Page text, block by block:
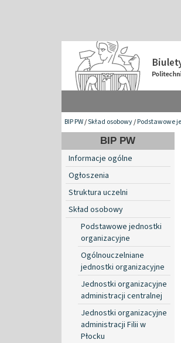
BIP PW/Skład osobowy/Podstawowe
BIP PW
Informacje ogólne
Ogłoszenia
Struktura uczelni
Skład osobowy
Podstawowe jednostki
organizacyjne
Ogólnouczelniane
jednostki organizacyjne
Jednostki organizacyjne
administracji centralnej
Jednostki organizacyjne
administracji Filii w
Płocku